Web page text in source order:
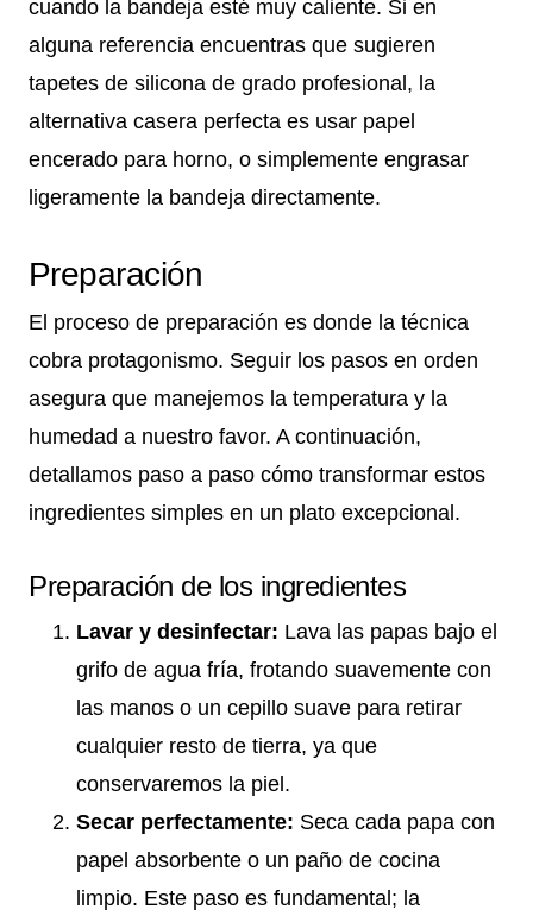
cuando la bandeja esté muy caliente. Si en
alguna referencia encuentras que sugieren
tapetes de silicona de grado profesional, la
alternativa casera perfecta es usar papel
encerado para horno, o simplemente engrasar
ligeramente la bandeja directamente.
Preparación
El proceso de preparación es donde la técnica
cobra protagonismo. Seguir los pasos en orden
asegura que manejemos la temperatura y la
humedad a nuestro favor. A continuación,
detallamos paso a paso cómo transformar estos
ingredientes simples en un plato excepcional.
Preparación de los ingredientes
Lavar y desinfectar: Lava las papas bajo el
grifo de agua fría, frotando suavemente con
las manos o un cepillo suave para retirar
cualquier resto de tierra, ya que
conservaremos la piel.
Secar perfectamente: Seca cada papa con
papel absorbente o un paño de cocina
limpio. Este paso es fundamental; la